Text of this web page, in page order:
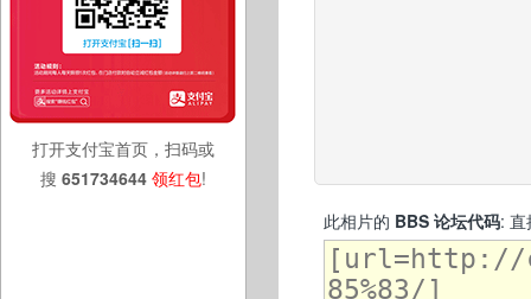
打开支付宝首页，扫码或
搜 651734644 领红包!
此相片的 BBS 论坛代码: 直